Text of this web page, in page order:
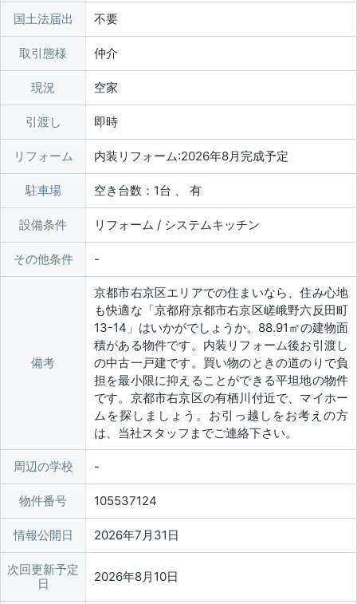
国土法届出 不要
取引態様 仲介
現況 空家
引渡し 即時
リフォーム 内装リフォーム:2026年8月完成予定
駐車場 空き台数：1台 、 有
設備条件 リフォーム / システムキッチン
その他条件
備考
京都市右京区エリアでの住まいなら、住み心地
も快適な「京都府京都市右京区嵯峨野六反田町
13-14」はいかがでしょうか。88.91㎡の建物面
積がある物件です。内装リフォーム後お引渡し
の中古一戸建です。買い物のときの道のりで負
担を最小限に抑えることができる平坦地の物件
です。京都市右京区の有栖川付近で、マイホー
ムを探しましょう。お引っ越しをお考えの方
は、当社スタッフまでご連絡下さい。
周辺の学校
物件番号 105537124
情報公開日 2026年7月31日
次回更新予定
日
2026年8月10日